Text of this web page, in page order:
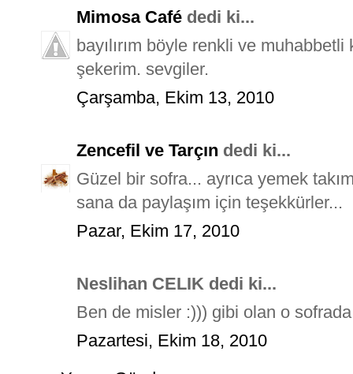
Mimosa Café dedi ki...
bayılırım böyle renkli ve
şekerim. sevgiler.
Çarşamba, Ekim 13, 2010
Zencefil ve Tarçın dedi ki...
Güzel bir sofra... ayrıca yemek
sana da paylaşım için teşekkürler...
Pazar, Ekim 17, 2010
Neslihan CELIK dedi ki...
Ben de misler :))) gibi olan o
Pazartesi, Ekim 18, 2010